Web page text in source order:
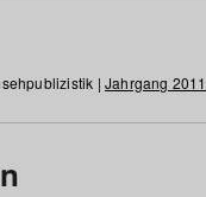
| Jahrgang 2011